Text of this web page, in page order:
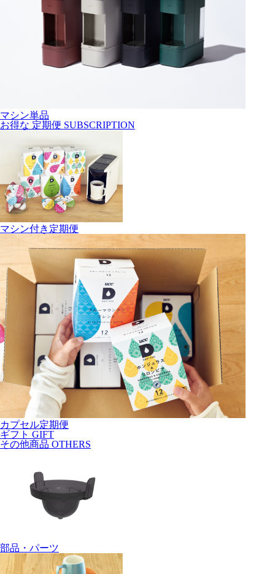
マシン単品
お得な 定期便 SUBSCRIPTION
マシン付き定期便
カプセル定期便
ギフト GIFT
その他商品 OTHERS
部品・パーツ